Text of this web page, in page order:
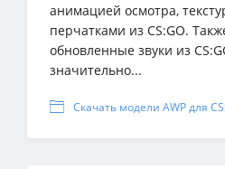
анимацией осмотра,
перчатками из CS:GO.
обновленные звуки из
значительно...
Скачать модели AWP для